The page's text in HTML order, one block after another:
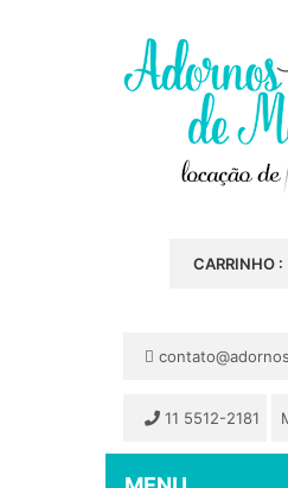
CARRINHO :
11 5512-2181